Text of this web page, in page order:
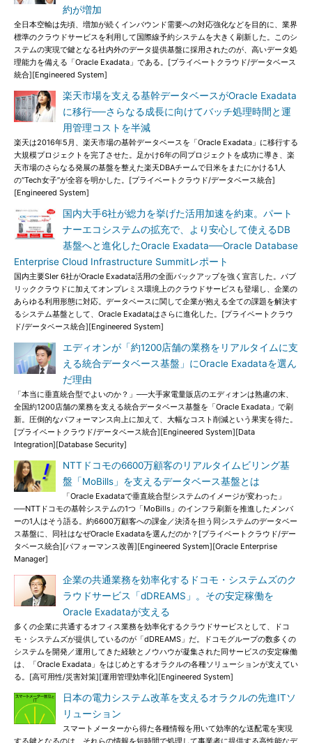
約が増加
全日本空輸は先頃、増加が続くインバウンド需要への対応強化などを目的に、業界
標準のクラウドサービスを利用して国際線予約システムを大きく刷新した。このシ
ステムの実現で鍵となる社内外のデータ提供基盤に採用されたのが、高いデータ処
理能力を備える「Oracle Exadata」である。[プライベートクラウド/データベース
統合][Engineered System]
楽天市場を支える基幹データベースがOracle Exadata
に移行──さらなる成長に向けてバッチ処理時間と運
用管理コストを半減
楽天は2016年5月、楽天市場の基幹データベースを「Oracle Exadata」に移行する
大規模プロジェクトを完了させた。足かけ6年の同プロジェクトを成功に導き、楽
天市場のさらなる発展の基盤を整えた楽天DBAチームで日米をまたにかける1人
の“Tech女子”が全容を明かした。[プライベートクラウド/データベース統合]
[Engineered System]
国内大手6社が総力を挙げた活用加速を約束。パート
ナーエコシステムの拡充で、より安心して使えるDB
基盤へと進化したOracle Exadata──Oracle Database
Enterprise Cloud Infrastructure Summitレポート
国内主要SIer 6社がOracle Exadata活用の全面バックアップを強く宣言した。パブ
リッククラウドに加えてオンプレミス環境上のクラウドサービスも登場し、企業の
あらゆる利用形態に対応。データベースに関して企業が抱える全ての課題を解決す
るシステム基盤として、Oracle Exadataはさらに進化した。[プライベートクラウ
ド/データベース統合][Engineered System]
エディオンが「約1200店舗の業務をリアルタイムに支
える統合データベース基盤」にOracle Exadataを選ん
だ理由
「本当に垂直統合型でよいのか？」──大手家電量販店のエディオンは熟慮の末、
全国約1200店舗の業務を支える統合データベース基盤を「Oracle Exadata」で刷
新。圧倒的なパフォーマンス向上に加えて、大幅なコスト削減という果実を得た。
[プライベートクラウド/データベース統合][Engineered System][Data
Integration][Database Security]
NTTドコモの6600万顧客のリアルタイムビリング基
盤「MoBills」を支えるデータベース基盤とは
「Oracle Exadataで垂直統合型システムのイメージが変わった」
──NTTドコモの基幹システムの1つ「MoBills」のインフラ刷新を推進したメンバ
ーの1人はそう語る。約6600万顧客への課金／決済を担う同システムのデータベー
ス基盤に、同社はなぜOracle Exadataを選んだのか？[プライベートクラウド/デー
タベース統合][パフォーマンス改善][Engineered System][Oracle Enterprise
Manager]
企業の共通業務を効率化するドコモ・システムズのク
ラウドサービス「dDREAMS」。その安定稼働を
Oracle Exadataが支える
多くの企業に共通するオフィス業務を効率化するクラウドサービスとして、ドコ
モ・システムズが提供しているのが「dDREAMS」だ。ドコモグループの数多くの
システムを開発／運用してきた経験とノウハウが凝集された同サービスの安定稼働
は、「Oracle Exadata」をはじめとするオラクルの各種ソリューションが支えてい
る。[高可用性/災害対策][運用管理効率化][Engineered System]
日本の電力システム改革を支えるオラクルの先進ITソ
リューション
スマートメーターから得た各種情報を用いて効率的な送配電を実現
する鍵となるのは、それらの情報を短時間で処理して事業者に提供する高性能なデ